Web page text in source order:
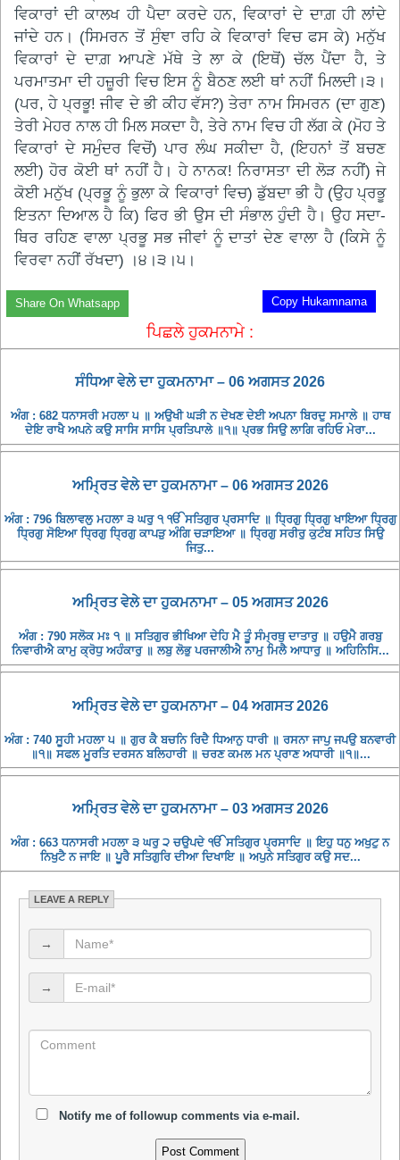
ਵਿਕਾਰਾਂ ਦੀ ਕਾਲਖ ਹੀ ਪੈਦਾ ਕਰਦੇ ਹਨ, ਵਿਕਾਰਾਂ ਦੇ ਦਾਗ਼ ਹੀ ਲਾਂਦੇ
ਜਾਂਦੇ ਹਨ। (ਸਿਮਰਨ ਤੋਂ ਸੁੰਞਾ ਰਹਿ ਕੇ ਵਿਕਾਰਾਂ ਵਿਚ ਫਸ ਕੇ) ਮਨੁੱਖ
ਵਿਕਾਰਾਂ ਦੇ ਦਾਗ਼ ਆਪਣੇ ਮੱਥੇ ਤੇ ਲਾ ਕੇ (ਇਥੋਂ) ਚੱਲ ਪੈਂਦਾ ਹੈ, ਤੇ
ਪਰਮਾਤਮਾ ਦੀ ਹਜ਼ੂਰੀ ਵਿਚ ਇਸ ਨੂੰ ਬੈਠਣ ਲਈ ਥਾਂ ਨਹੀਂ ਮਿਲਦੀ।੩।
(ਪਰ, ਹੇ ਪ੍ਰਭੂ! ਜੀਵ ਦੇ ਭੀ ਕੀਹ ਵੱਸ?) ਤੇਰਾ ਨਾਮ ਸਿਮਰਨ (ਦਾ ਗੁਣ)
ਤੇਰੀ ਮੇਹਰ ਨਾਲ ਹੀ ਮਿਲ ਸਕਦਾ ਹੈ, ਤੇਰੇ ਨਾਮ ਵਿਚ ਹੀ ਲੱਗ ਕੇ (ਮੋਹ ਤੇ
ਵਿਕਾਰਾਂ ਦੇ ਸਮੁੰਦਰ ਵਿਚੋਂ) ਪਾਰ ਲੰਘ ਸਕੀਦਾ ਹੈ, (ਇਹਨਾਂ ਤੋਂ ਬਚਣ
ਲਈ) ਹੋਰ ਕੋਈ ਥਾਂ ਨਹੀਂ ਹੈ। ਹੇ ਨਾਨਕ! ਨਿਰਾਸਤਾ ਦੀ ਲੋੜ ਨਹੀਂ) ਜੇ
ਕੋਈ ਮਨੁੱਖ (ਪ੍ਰਭੂ ਨੂੰ ਭੁਲਾ ਕੇ ਵਿਕਾਰਾਂ ਵਿਚ) ਡੁੱਬਦਾ ਭੀ ਹੈ (ਉਹ ਪ੍ਰਭੂ
ਇਤਨਾ ਦਿਆਲ ਹੈ ਕਿ) ਫਿਰ ਭੀ ਉਸ ਦੀ ਸੰਭਾਲ ਹੁੰਦੀ ਹੈ। ਉਹ ਸਦਾ-
ਥਿਰ ਰਹਿਣ ਵਾਲਾ ਪ੍ਰਭੂ ਸਭ ਜੀਵਾਂ ਨੂੰ ਦਾਤਾਂ ਦੇਣ ਵਾਲਾ ਹੈ (ਕਿਸੇ ਨੂੰ
ਵਿਰਵਾ ਨਹੀਂ ਰੱਖਦਾ) ।੪।੩।੫।
Copy Hukamnama
Share On Whatsapp
ਪਿਛਲੇ ਹੁਕਮਨਾਮੇ :
ਸੰਧਿਆ ਵੇਲੇ ਦਾ ਹੁਕਮਨਾਮਾ – 06 ਅਗਸਤ 2026
ਅੰਗ : 682 ਧਨਾਸਰੀ ਮਹਲਾ ੫ ॥ ਅਉਖੀ ਘੜੀ ਨ ਦੇਖਣ ਦੇਈ ਅਪਨਾ ਬਿਰਦੁ ਸਮਾਲੇ ॥ ਹਾਥ
ਦੇਇ ਰਾਖੈ ਅਪਨੇ ਕਉ ਸਾਸਿ ਸਾਸਿ ਪ੍ਰਤਿਪਾਲੇ ॥੧॥ ਪ੍ਰਭ ਸਿਉ ਲਾਗਿ ਰਹਿਓ ਮੇਰਾ...
ਅਮ੍ਰਿਤ ਵੇਲੇ ਦਾ ਹੁਕਮਨਾਮਾ – 06 ਅਗਸਤ 2026
ਅੰਗ : 796 ਬਿਲਾਵਲੁ ਮਹਲਾ ੩ ਘਰੁ ੧ ੴ ਸਤਿਗੁਰ ਪ੍ਰਸਾਦਿ ॥ ਧ੍ਰਿਗੁ ਧ੍ਰਿਗੁ ਖਾਇਆ ਧ੍ਰਿਗੁ
ਧ੍ਰਿਗੁ ਸੋਇਆ ਧ੍ਰਿਗੁ ਧ੍ਰਿਗੁ ਕਾਪੜੁ ਅੰਗਿ ਚੜਾਇਆ ॥ ਧ੍ਰਿਗੁ ਸਰੀਰੁ ਕੁਟੰਬ ਸਹਿਤ ਸਿਉ
ਜਿਤੁ...
ਅਮ੍ਰਿਤ ਵੇਲੇ ਦਾ ਹੁਕਮਨਾਮਾ – 05 ਅਗਸਤ 2026
ਅੰਗ : 790 ਸਲੋਕ ਮਃ ੧ ॥ ਸਤਿਗੁਰ ਭੀਖਿਆ ਦੇਹਿ ਮੈ ਤੂੰ ਸੰਮ੍ਰਥੁ ਦਾਤਾਰੁ ॥ ਹਉਮੈ ਗਰਬੁ
ਨਿਵਾਰੀਐ ਕਾਮੁ ਕ੍ਰੋਧੁ ਅਹੰਕਾਰੁ ॥ ਲਬੁ ਲੋਭੁ ਪਰਜਾਲੀਐ ਨਾਮੁ ਮਿਲੈ ਆਧਾਰੁ ॥ ਅਹਿਨਿਸਿ...
ਅਮ੍ਰਿਤ ਵੇਲੇ ਦਾ ਹੁਕਮਨਾਮਾ – 04 ਅਗਸਤ 2026
ਅੰਗ : 740 ਸੂਹੀ ਮਹਲਾ ੫ ॥ ਗੁਰ ਕੈ ਬਚਨਿ ਰਿਦੈ ਧਿਆਨੁ ਧਾਰੀ ॥ ਰਸਨਾ ਜਾਪੁ ਜਪਉ ਬਨਵਾਰੀ
॥੧॥ ਸਫਲ ਮੂਰਤਿ ਦਰਸਨ ਬਲਿਹਾਰੀ ॥ ਚਰਣ ਕਮਲ ਮਨ ਪ੍ਰਾਣ ਅਧਾਰੀ ॥੧॥...
ਅਮ੍ਰਿਤ ਵੇਲੇ ਦਾ ਹੁਕਮਨਾਮਾ – 03 ਅਗਸਤ 2026
ਅੰਗ : 663 ਧਨਾਸਰੀ ਮਹਲਾ ੩ ਘਰੁ ੨ ਚਉਪਦੇ ੴ ਸਤਿਗੁਰ ਪ੍ਰਸਾਦਿ ॥ ਇਹੁ ਧਨੁ ਅਖੁਟੁ ਨ
ਨਿਖੁਟੈ ਨ ਜਾਇ ॥ ਪੂਰੈ ਸਤਿਗੁਰਿ ਦੀਆ ਦਿਖਾਇ ॥ ਅਪੁਨੇ ਸਤਿਗੁਰ ਕਉ ਸਦ...
LEAVE A REPLY
→
→
Notify me of followup comments via e-mail.